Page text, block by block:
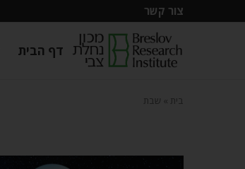
צור קשר
דף הבית
בית שבת